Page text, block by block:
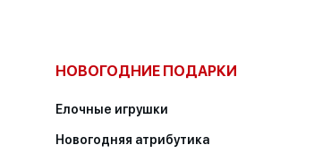
НОВОГОДНИЕ ПОДАРКИ
Елочные игрушки
Новогодняя атрибутика